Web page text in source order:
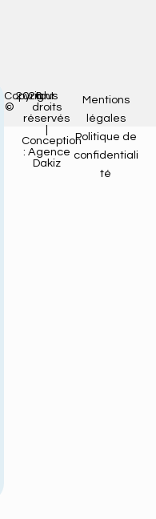
Copyright
©
2026tous
droits
réservés
|
Conception
: Agence
Dakiz
Mentions
légales
Politique de
confidentiali
té